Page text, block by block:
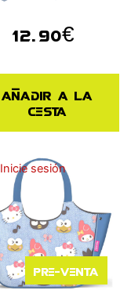
12.90€
Añadir a la
cesta
Inicie sesión
Pre-venta